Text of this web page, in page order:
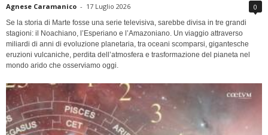
Agnese Caramanico - 17 Luglio 2026 0
Se la storia di Marte fosse una serie televisiva, sarebbe divisa in tre grandi
stagioni: il Noachiano, l’Esperiano e l’Amazoniano. Un viaggio attraverso
miliardi di anni di evoluzione planetaria, tra oceani scomparsi, gigantesche
eruzioni vulcaniche, perdita dell’atmosfera e trasformazione del pianeta nel
mondo arido che osserviamo oggi.